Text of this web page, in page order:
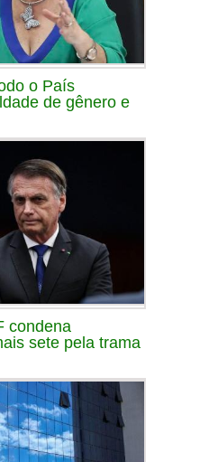
o País
de gênero e
condena
sete pela trama